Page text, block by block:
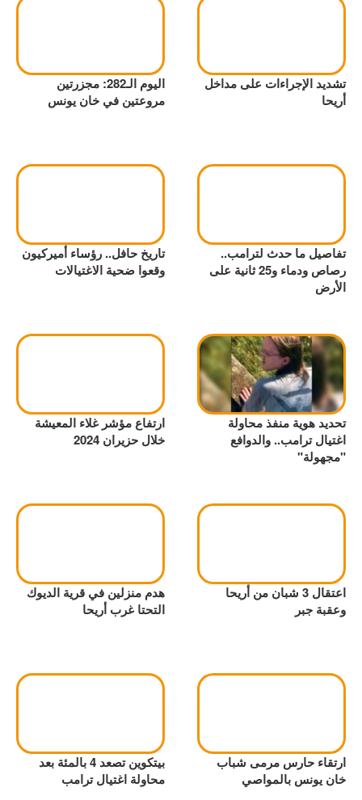
تشديد الإجراءات على مداخل
أريحا
اليوم الـ282: مجزرتين
مروعتين في خان يونس
تفاصيل ما حدث لترامب..
رصاص ودماء و25 ثانية على
الأرض
تاريخ حافل.. رؤساء أميركيون
وقعوا ضحية الاغتيالات
تحديد هوية منفذ محاولة
اغتيال ترامب.. والدوافع
"مجهولة"
ارتفاع مؤشر غلاء المعيشة
خلال حزيران 2024
اعتقال 3 شبان من أريحا
وعقبة جبر
هدم منزلين في قرية الديوك
التحتا غرب أريحا
ارتقاء حارس مرمى شباب
خان يونس بالمواصي
بيتكوين تصعد 4 بالمئة بعد
محاولة اغتيال ترامب